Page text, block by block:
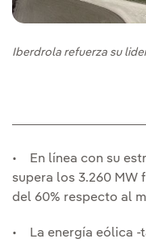
Iberdrola refuerza su
• En línea con su
supera los 3.260
del 60% respecto al
• La energía eólica -